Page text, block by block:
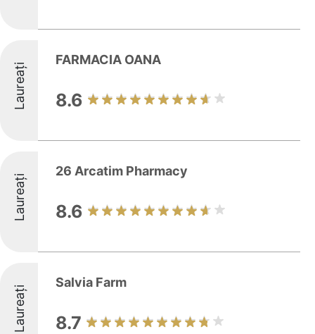
Laureați
FARMACIA OANA
8.6
Laureați
26 Arcatim Pharmacy
8.6
Laureați
Salvia Farm
8.7